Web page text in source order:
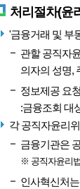
처리절차(윤
'금융거래 및 부
관할 공직자
의자의 성명,
정보제공 요
:금융조회 대
각 공직자윤리
금융기관은
※ 공직자윤리
인사혁신처